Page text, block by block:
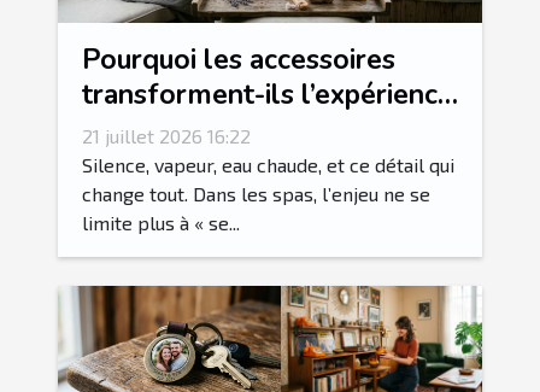
Pourquoi les accessoires
transforment-ils l’expérience
spa en rituel sensoriel ?
21 juillet 2026 16:22
Silence, vapeur, eau chaude, et ce détail qui
change tout. Dans les spas, l’enjeu ne se
limite plus à « se...